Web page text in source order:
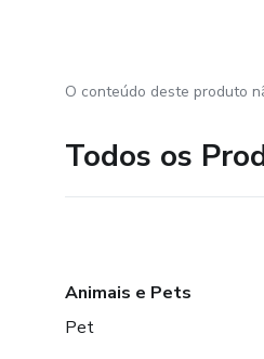
O conteúdo deste produto
Todos os
Animais e Pets
Pet